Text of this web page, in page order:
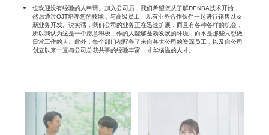
也欢迎没有经验的人申请。加入公司后，我们希望您从了解DENBA技术开始，
然后通过OJT培养您的技能，与高级员工、现有业务合作伙伴一起进行销售以及
新业务开发。说实话，我们公司的业务正在迅速扩展，而且有各种各样的机会，
所以我认为这是一个愿意积极工作的人能够蓬勃发展的环境，而不是那些只想做
日常工作的人。此外，每个部门都配备了来自各大公司的资深员工，以及自公司
创立以来一直与公司总裁共事的经验丰富、才华横溢的人才。